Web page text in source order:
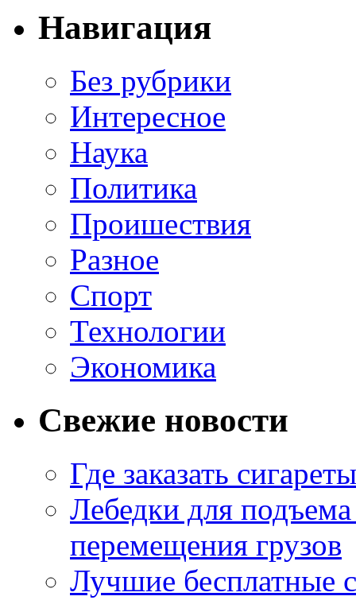
Навигация
Без рубрики
Интересное
Наука
Политика
Проишествия
Разное
Спорт
Технологии
Экономика
Свежие новости
Где заказать
Лебедки для
перемещения грузов
Лучшие бесплатные